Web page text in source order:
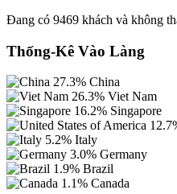
Đang có 9469 khách và không
Thống-Kê Vào Làng
27.3% China
26.3% Viet Nam
16.2% Singapore
5.2% Italy
3.0% Germany
1.9% Brazil
1.1% Canada